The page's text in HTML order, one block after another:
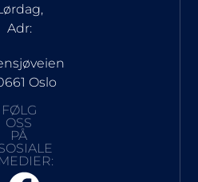
Adr:
Oslo
FØLG
OSS
PÅ
MEDIER: